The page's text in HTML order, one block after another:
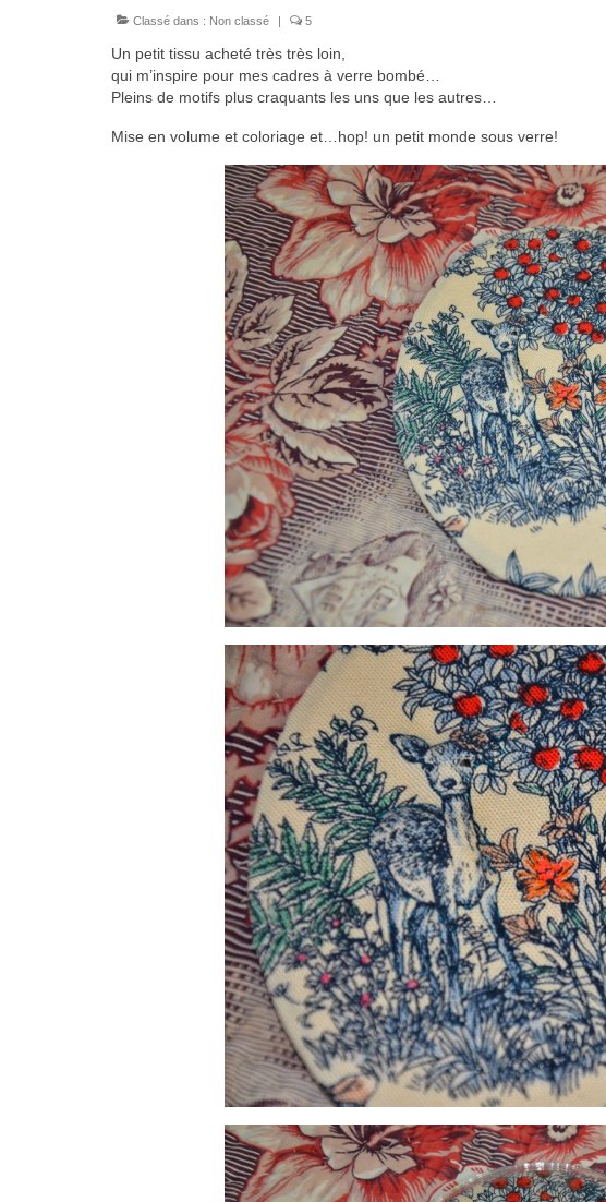
Classé dans : Non classé | 5
Un petit tissu acheté très très loin,
qui m’inspire pour mes cadres à verre bombé…
Pleins de motifs plus craquants les uns que les autres…
Mise en volume et coloriage et…hop! un petit monde sous verre!